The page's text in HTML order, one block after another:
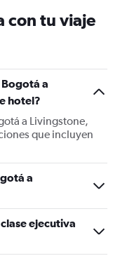
con tu viaje
a
hotel?
a Livingstone,
que incluyen
a
ejecutiva